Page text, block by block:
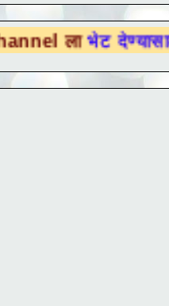
देण्यासाठी येथे